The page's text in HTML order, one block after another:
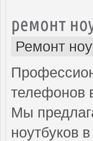
ремонт
Ремонт
телефонов
Мы
ноутбуков